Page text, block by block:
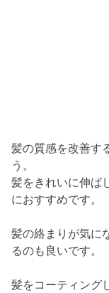
髪の質感を改善す
う。
髪をきれいに伸ば
におすすめです。
髪の絡まりが気に
るのも良いです。
髪をコーティング